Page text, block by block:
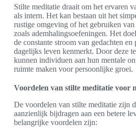
Stilte meditatie draait om het ervaren
als intern. Het kan bestaan uit het
rustige omgeving of het gebruiken
zoals ademhalingsoefeningen. Het
de constante stroom van gedachten
dagelijks leven kenmerkt. Door deze
kunnen individuen aan hun mentale
ruimte maken voor persoonlijke groei.
Voordelen van stilte meditatie voor
De voordelen van stilte meditatie zijn
aanzienlijk bijdragen aan een betere
belangrijke voordelen zijn: